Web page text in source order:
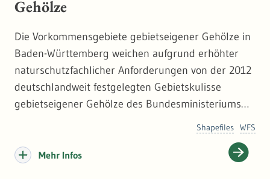
Gehölze
Die Vorkommensgebiete gebietseigener Gehölze in
Baden-Württemberg weichen aufgrund erhöhter
naturschutzfachlicher Anforderungen von der 2012
deutschlandweit festgelegten Gebietskulisse
gebietseigener Gehölze des Bundesministeriums
(BMUB) insoweit ab, als die Vorkommensgebiete 4
Westdeutsches Bergland und Oberrheingraben
WFS
Shapefiles
Mehr Infos